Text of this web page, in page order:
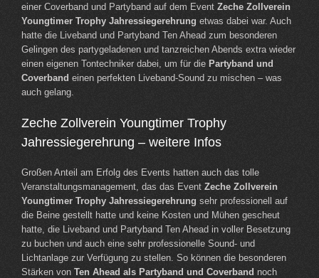
einer Coverband und Partyband auf dem Event Zeche Zollverein
Youngtimer Trophy Jahressiegerehrung etwas dabei war. Auch
hatte die Liveband und Partyband Ten Ahead zum besonderen
Gelingen des partygeladenen und tanzreichen Abends extra wieder
einen eigenen Tontechniker dabei, um für die Partyband und
Coverband einen perfekten Liveband-Sound zu mischen – was
auch gelang.
Zeche Zollverein Youngtimer Trophy
Jahressiegerehrung – weitere Infos
Großen Anteil am Erfolg des Events hatten auch das tolle
Veranstaltungsmanagement, das das Event Zeche Zollverein
Youngtimer Trophy Jahressiegerehrung sehr professionell auf
die Beine gestellt hatte und keine Kosten und Mühen gescheut
hatte, die Liveband und Partyband Ten Ahead in voller Besetzung
zu buchen und auch eine sehr professionelle Sound- und
Lichtanlage zur Verfügung zu stellen. So können die besonderen
Stärken von Ten Ahead als Partyband und Coverband noch